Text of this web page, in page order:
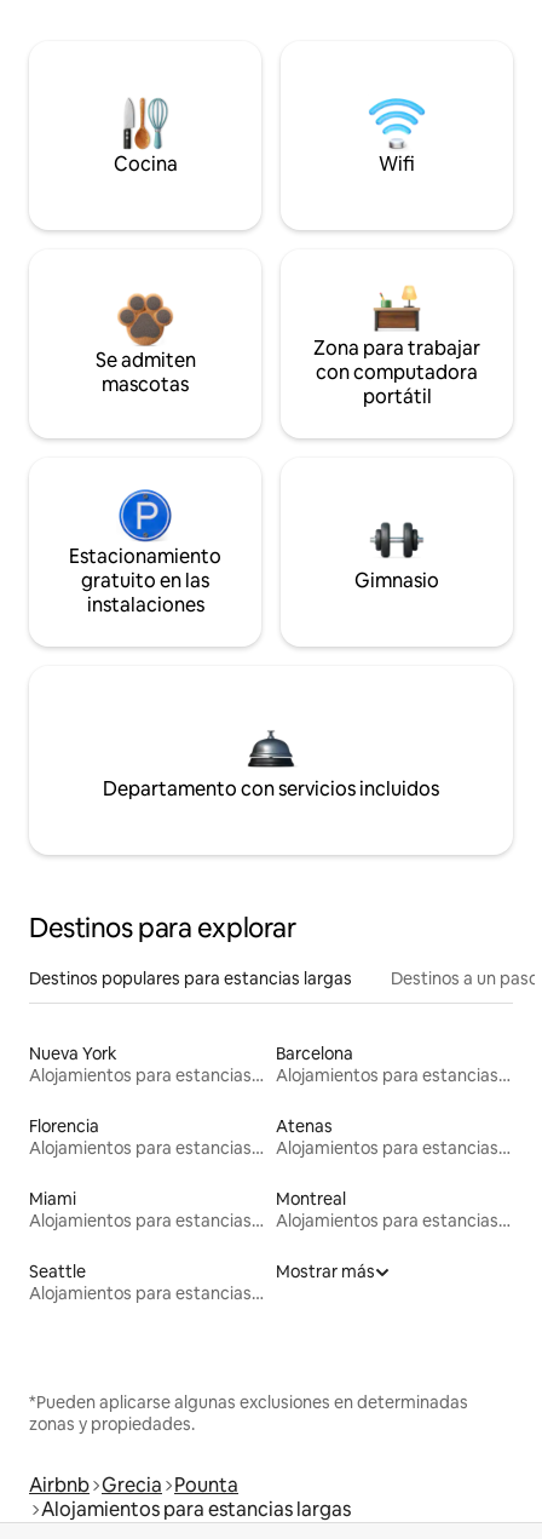
Cocina Wifi
Se admiten
mascotas
Zona para trabajar
con computadora
portátil
Estacionamiento
gratuito en las
instalaciones
Gimnasio
Departamento con servicios incluidos
Destinos para explorar
Destinos populares para estancias largas Destinos a un
Nueva York
Alojamientos para estancias largas
Barcelona
Alojamientos para estancias largas
Florencia
Alojamientos para estancias largas
Atenas
Alojamientos para estancias largas
Miami
Alojamientos para estancias largas
Montreal
Alojamientos para estancias largas
Seattle
Alojamientos para estancias largas
Mostrar más
*Pueden aplicarse algunas exclusiones en determinadas
zonas y propiedades.
Airbnb Grecia Pounta
Alojamientos para estancias largas